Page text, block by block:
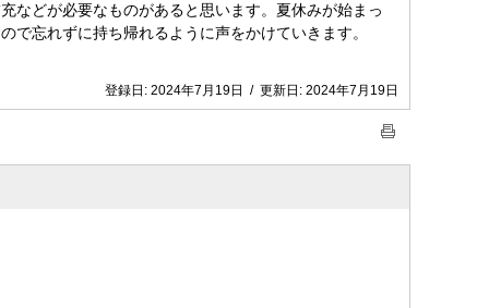
などが必要なものがあると思います。夏休みが始まっ
忘れずに持ち帰れるように声をかけていきます。
登録日: 2024年7月19日 / 更新日: 2024年7月19日